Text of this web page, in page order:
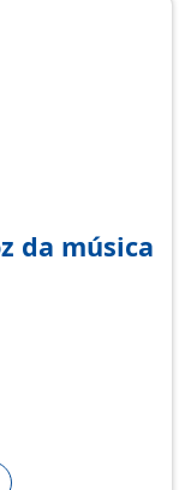
da música